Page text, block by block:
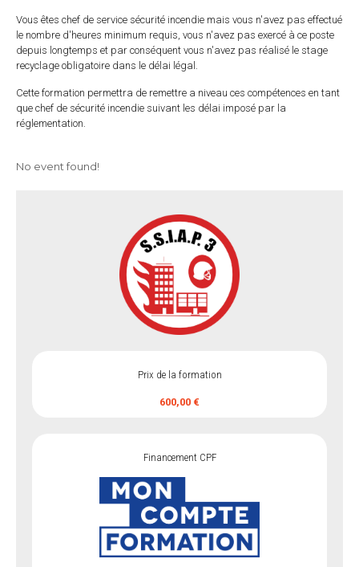
Vous êtes chef de service sécurité incendie mais vous n'avez pas effectué
le nombre d'heures minimum requis, vous n'avez pas exercé à ce poste
depuis longtemps et par conséquent vous n'avez pas réalisé le stage
recyclage obligatoire dans le délai légal.
Cette formation permettra de remettre a niveau ces compétences en tant
que chef de sécurité incendie suivant les délai imposé par la
réglementation.
No event found!
Prix de la formation
600,00 €
Financement CPF